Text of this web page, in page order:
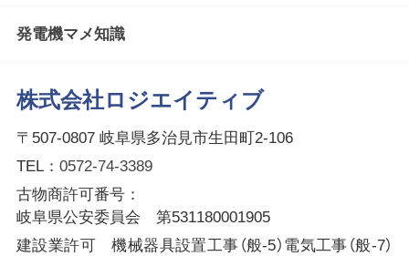
株式会社ロジエイティブ
〒507-0807 岐阜県多治見市生田町2-106
TEL： 0572-74-3389
古物商許可番号：
岐阜県公安委員会 第531180001905
建設業許可 機械器具設置工事（般-5）電気工事（般-7）
発電機マメ知識